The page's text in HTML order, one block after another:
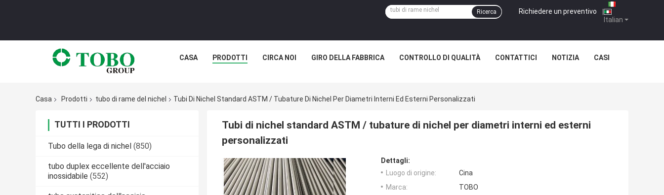
Italian
Richiedere un preventivo |
Ricerca
CASA PRODOTTI CIRCA NOI GIRO DELLA FABBRICA CONTROLLO DI QUALITÀ CONTATTICI NOTIZIA CASI
Casa Prodotti tubo di rame del nichel Tubi Di Nichel Standard ASTM / Tubature Di Nichel Per Diametri Interni Ed Esterni Personalizzati
TUTTI I PRODOTTI
Tubo della lega di nichel (850)
tubo duplex eccellente dell'acciaio
inossidabile (552)
Tubi di nichel standard ASTM / tubature di nichel per diametri interni ed esterni
personalizzati
Dettagli:
Luogo di origine:
Cina
Marca:
TOBO